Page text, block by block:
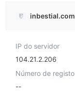
inbestial.com
IP do servidor
104.21.2.206
Número de registo
--